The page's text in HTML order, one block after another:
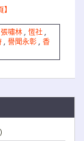
張嘯林 , 恆社 ,
, 譽聞永彰 , 香